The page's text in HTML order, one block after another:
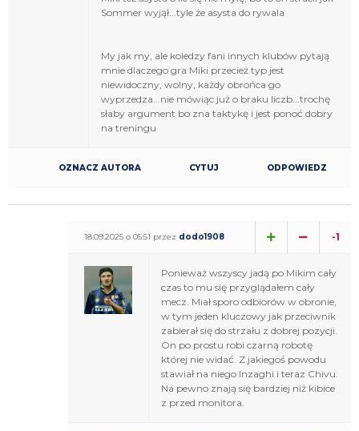
Sommer wyjął...tyle że asysta do rywala
My jak my, ale koledzy fani innych klubów pytają
mnie dlaczego gra Miki przecież typ jest
niewidoczny, wolny, każdy obrońca go
wyprzedza...nie mówiąc już o braku liczb...trochę
słaby argument bo zna taktykę i jest ponoć dobry
na treningu
OZNACZ AUTORA CYTUJ ODPOWIEDZ
18.09.2025 o 05:51 przez dodo1908 -1
Ponieważ wszyscy jadą po Mikim cały
czas to mu się przyglądałem cały
mecz. Miał sporo odbiorów w obronie,
w tym jeden kluczowy jak przeciwnik
zabierał się do strzału z dobrej pozycji.
On po prostu robi czarną robotę
której nie widać. Z jakiegoś powodu
stawiał na niego Inzaghi i teraz Chivu.
Na pewno znają się bardziej niż kibice
z przed monitora.